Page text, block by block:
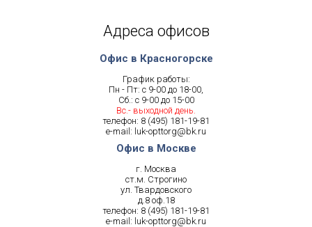
Адреса офисов
Офис в Красногорске
График работы:
Пн - Пт: с 9-00 до 18-00,
Сб.: с 9-00 до 15-00
Вс.- выходной день.
телефон: 8 (495) 181-19-81
e-mail: luk-opttorg@bk.ru
Офис в Москве
г. Москва
ст.м. Строгино
ул. Твардовского
д.8 оф.18
телефон: 8 (495) 181-19-81
e-mail: luk-opttorg@bk.ru